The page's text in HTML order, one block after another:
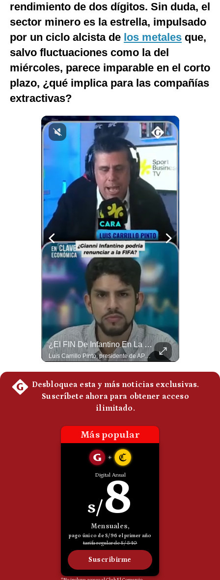
Mix
Notas Contratadas
Podcast
Gestión TV
Fotogalerías
Condiciones
Privacidad
Frecuentes
rendimiento de dos dígitos. Sin duda, el
sector minero es la estrella, impulsado
por un ciclo alcista de los metales que,
salvo fluctuaciones como la del
miércoles, parece imparable en el corto
plazo, ¿qué implica para las compañías
extractivas?
¿El FIN De Infantino En La FIFA? El Grave Pronóstico Sobre Su Renuncia | #EnClaveEconómica
Luis Carrillo Pinto, presidente de APEMD pronostica meses muy difíciles para Infantino y sostiene que una mayor presión de la UEFA, junto con nuevas investigaciones periodísticas, podría llevarlo a dimitir. También menciona renuncias internas y acusaciones de que el proyecto fue impulsado por una sola persona. #GianniInfantino #FIFA #UEFA #LuisCarrilloPinto #APEMD #Futbol #NoticiasDeportivas #Mundial #Shorts 👉 Suscríbete y activa la campana para no perderte nuestro análisis diario. 🌎 Síguenos en nuestras redes sociales: 📌 Web oficial: https://gestion.pe/mundo/ 📌 LinkedIn: http://bit.ly/3HYIET0 📌 X (Twitter): http://bit.ly/4noZtX9 📌 TikTok: http://bit.ly/4evB6TO